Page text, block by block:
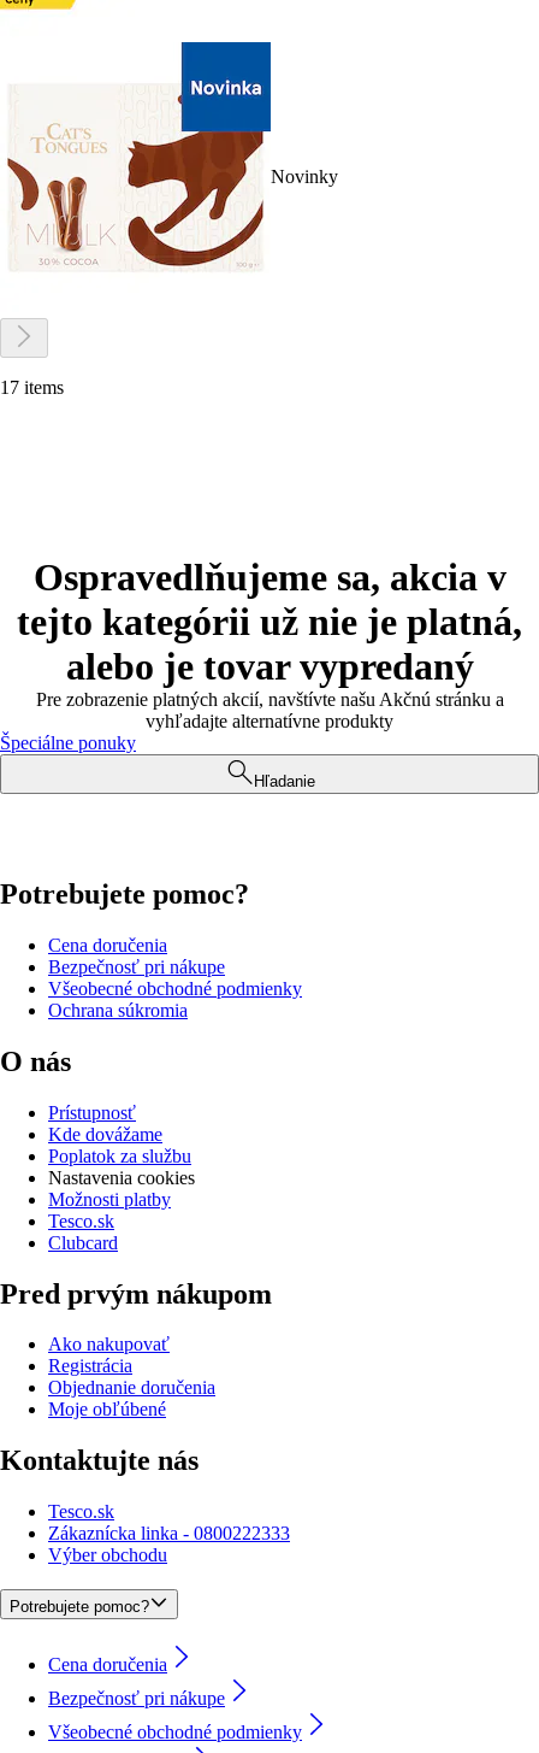
Novinky
17 items
Ospravedlňujeme sa, akcia v
tejto kategórii už nie je platná,
alebo je tovar vypredaný
Pre zobrazenie platných akcií, navštívte našu Akčnú stránku a
vyhľadajte alternatívne produkty
Špeciálne ponuky
Hľadanie
Potrebujete pomoc?
Cena doručenia
Bezpečnosť pri nákupe
Všeobecné obchodné podmienky
Ochrana súkromia
O nás
Prístupnosť
Kde dovážame
Poplatok za službu
Nastavenia cookies
Možnosti platby
Tesco.sk
Clubcard
Pred prvým nákupom
Ako nakupovať
Registrácia
Objednanie doručenia
Moje obľúbené
Kontaktujte nás
Tesco.sk
Zákaznícka linka - 0800222333
Výber obchodu
Potrebujete pomoc?
Cena doručenia
Bezpečnosť pri nákupe
Všeobecné obchodné podmienky